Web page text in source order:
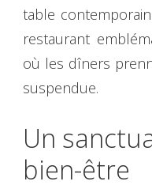
table
restaurant
où les dîners
suspendue.
Un
bien-être